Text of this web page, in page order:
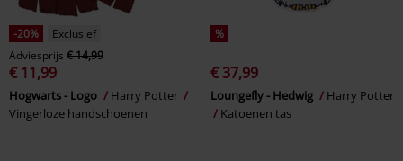
-20%
Exclusief
Adviesprijs € 14,99
€ 11,99
Hogwarts - Logo
Harry Potter
Vingerloze handschoenen
%
€ 37,99
Loungefly - Hedwig
Harry Potter
Katoenen tas